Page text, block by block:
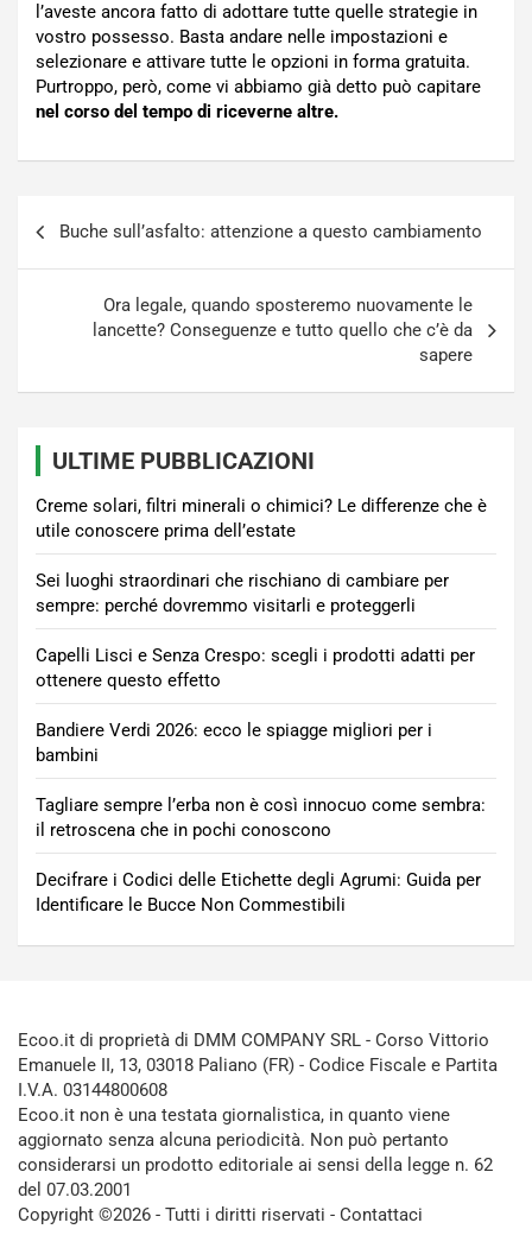
l’aveste ancora fatto di adottare tutte quelle strategie in
vostro possesso. Basta andare nelle impostazioni e
selezionare e attivare tutte le opzioni in forma gratuita.
Purtroppo, però, come vi abbiamo già detto può capitare
nel corso del tempo di riceverne altre.
Buche sull’asfalto: attenzione a questo cambiamento
Ora legale, quando sposteremo nuovamente le
lancette? Conseguenze e tutto quello che c’è da
sapere
ULTIME PUBBLICAZIONI
Creme solari, filtri minerali o chimici? Le differenze che è
utile conoscere prima dell’estate
Sei luoghi straordinari che rischiano di cambiare per
sempre: perché dovremmo visitarli e proteggerli
Capelli Lisci e Senza Crespo: scegli i prodotti adatti per
ottenere questo effetto
Bandiere Verdi 2026: ecco le spiagge migliori per i
bambini
Tagliare sempre l’erba non è così innocuo come sembra:
il retroscena che in pochi conoscono
Decifrare i Codici delle Etichette degli Agrumi: Guida per
Identificare le Bucce Non Commestibili
Ecoo.it di proprietà di DMM COMPANY SRL - Corso Vittorio
Emanuele II, 13, 03018 Paliano (FR) - Codice Fiscale e Partita
I.V.A. 03144800608
Ecoo.it non è una testata giornalistica, in quanto viene
aggiornato senza alcuna periodicità. Non può pertanto
considerarsi un prodotto editoriale ai sensi della legge n. 62
del 07.03.2001
Copyright ©2026 - Tutti i diritti riservati - Contattaci